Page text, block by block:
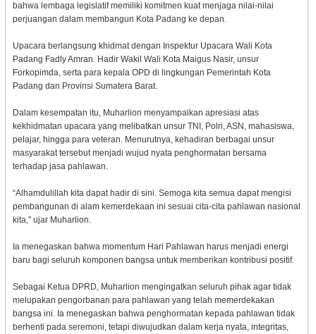
bahwa lembaga legislatif memiliki komitmen kuat menjaga nilai-nilai
perjuangan dalam membangun Kota Padang ke depan.
Upacara berlangsung khidmat dengan Inspektur Upacara Wali Kota
Padang Fadly Amran. Hadir Wakil Wali Kota Maigus Nasir, unsur
Forkopimda, serta para kepala OPD di lingkungan Pemerintah Kota
Padang dan Provinsi Sumatera Barat.
Dalam kesempatan itu, Muharlion menyampaikan apresiasi atas
kekhidmatan upacara yang melibatkan unsur TNI, Polri, ASN, mahasiswa,
pelajar, hingga para veteran. Menurutnya, kehadiran berbagai unsur
masyarakat tersebut menjadi wujud nyata penghormatan bersama
terhadap jasa pahlawan.
“Alhamdulillah kita dapat hadir di sini. Semoga kita semua dapat mengisi
pembangunan di alam kemerdekaan ini sesuai cita-cita pahlawan nasional
kita," ujar Muharlion.
Ia menegaskan bahwa momentum Hari Pahlawan harus menjadi energi
baru bagi seluruh komponen bangsa untuk memberikan kontribusi positif.
Sebagai Ketua DPRD, Muharlion mengingatkan seluruh pihak agar tidak
melupakan pengorbanan para pahlawan yang telah memerdekakan
bangsa ini. Ia menegaskan bahwa penghormatan kepada pahlawan tidak
berhenti pada seremoni, tetapi diwujudkan dalam kerja nyata, integritas,